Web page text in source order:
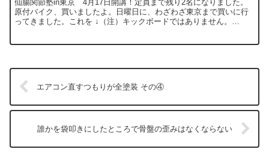
仙腸関節塾in東京 4月17日開講！定員まで残り2名になりました。
原付バイク、買いましたよ。日曜日に、わざわざ東京まで買いに行
ってきました。これを ↓（注）キックボードではありません。
エアコン直すつもりが全塗装 その④
誰かを袋叩きにしたところで骨盤の歪みはなくならない